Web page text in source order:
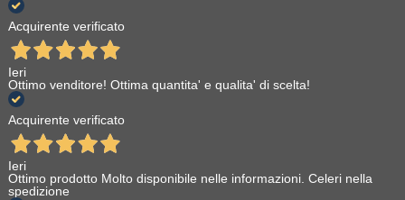
Acquirente verificato
Ieri
Ottimo venditore! Ottima quantita' e qualita' di scelta!
Acquirente verificato
Ieri
Ottimo prodotto Molto disponibile nelle informazioni. Celeri nella
spedizione